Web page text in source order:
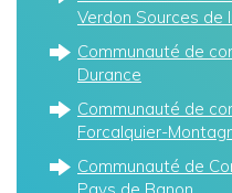
Verdon Sources de
Communauté de
Durance
Communauté de
Forcalquier-
Communauté de